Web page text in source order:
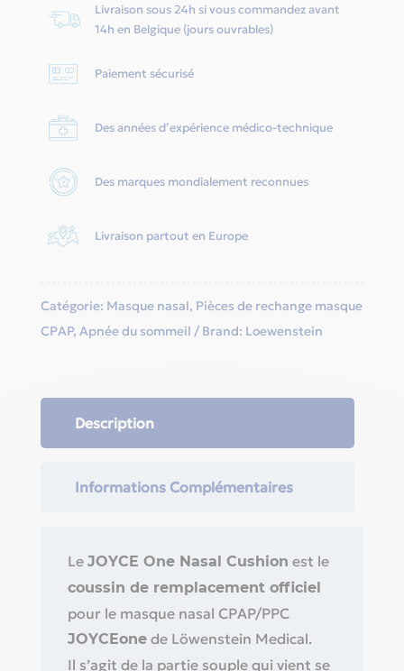
Livraison sous 24h si vous commandez avant
14h en Belgique (jours ouvrables)
Paiement sécurisé
Des années d’expérience médico-technique
Des marques mondialement reconnues
Livraison partout en Europe
Catégorie: Masque nasal, Pièces de rechange masque
CPAP, Apnée du sommeil Brand: Loewenstein
Description
Informations Complémentaires
Le JOYCE One Nasal Cushion est le
coussin de remplacement officiel
pour le masque nasal CPAP/PPC
JOYCEonede Löwenstein Medical.
Il s’agit de la partie souple qui vient se